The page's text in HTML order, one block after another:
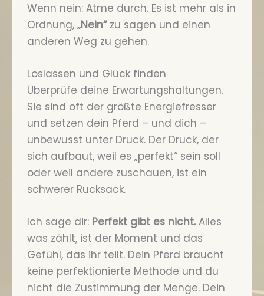
Wenn nein: Atme durch. Es ist mehr als in
Ordnung, „Nein“zu sagen und einen
anderen Weg zu gehen.
Loslassen und Glück finden
Überprüfe deine Erwartungshaltungen.
Sie sind oft der größte Energiefresser
und setzen dein Pferd – und dich –
unbewusst unter Druck. Der Druck, der
sich aufbaut, weil es „perfekt“ sein soll
oder weil andere zuschauen, ist ein
schwerer Rucksack.
Ich sage dir: Perfekt gibt es nicht.Alles
was zählt, ist der Moment und das
Gefühl, das ihr teilt. Dein Pferd braucht
keine perfektionierte Methode und du
nicht die Zustimmung der Menge. Dein